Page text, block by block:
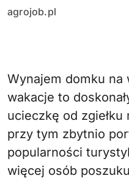
agrojob.pl
Wynajem domku na wsi na budżetowe
wakacje to
ucieczkę od
przy tym zbytnio
popularności
więcej osób